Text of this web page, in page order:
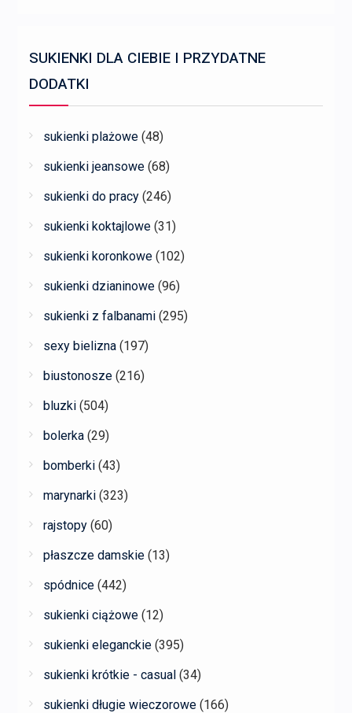
SUKIENKI DLA CIEBIE I PRZYDATNE
DODATKI
sukienki plażowe (48)
sukienki jeansowe (68)
sukienki do pracy (246)
sukienki koktajlowe (31)
sukienki koronkowe (102)
sukienki dzianinowe (96)
sukienki z falbanami (295)
sexy bielizna (197)
biustonosze (216)
bluzki (504)
bolerka (29)
bomberki (43)
marynarki (323)
rajstopy (60)
płaszcze damskie (13)
spódnice (442)
sukienki ciążowe (12)
sukienki eleganckie (395)
sukienki krótkie - casual (34)
sukienki długie wieczorowe (166)